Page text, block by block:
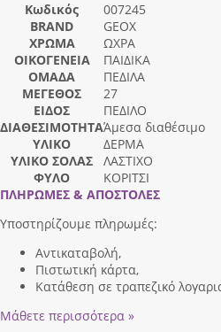
Κωδικός
007245
BRAND
GEOX
ΧΡΩΜΑ
ΩΧΡΑ
ΟΙΚΟΓΕΝΕΙΑ
ΠΑΙΔΙΚΑ
ΟΜΑΔΑ
ΠΕΔΙΛΑ
ΜΕΓΕΘΟΣ
27
ΕΙΔΟΣ
ΠΕΔΙΛΟ
ΔΙΑΘΕΣΙΜΟΤΗΤΑΆμεσα διαθέσιμο
ΥΛΙΚΟ
ΔΕΡΜΑ
ΥΛΙΚΟ ΣΟΛΑΣ
ΛΑΣΤΙΧΟ
ΦΥΛΟ
ΚΟΡΙΤΣΙ
ΠΛΗΡΩΜΕΣ & ΑΠΟΣΤΟΛΕΣ
Υποστηρίζουμε πληρωμές:
Αντικαταβολή,
Πιστωτική κάρτα,
Κατάθεση σε τραπεζικό
Μάθετε περισσότερα »